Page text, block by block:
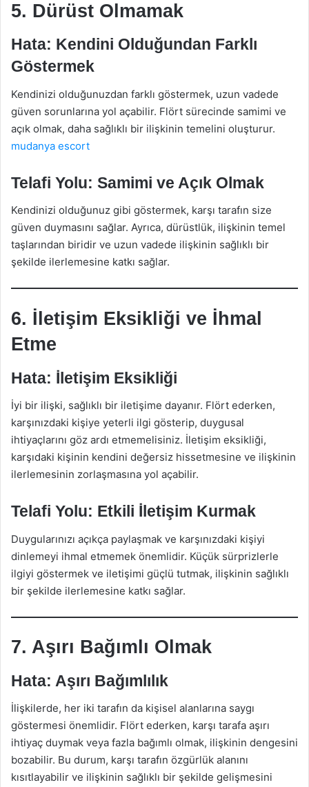
5. Dürüst Olmamak
Hata: Kendini Olduğundan Farklı
Göstermek
Kendinizi olduğunuzdan farklı göstermek, uzun vadede
güven sorunlarına yol açabilir. Flört sürecinde samimi ve
açık olmak, daha sağlıklı bir ilişkinin temelini oluşturur.
mudanya escort
Telafi Yolu: Samimi ve Açık Olmak
Kendinizi olduğunuz gibi göstermek, karşı tarafın size
güven duymasını sağlar. Ayrıca, dürüstlük, ilişkinin temel
taşlarından biridir ve uzun vadede ilişkinin sağlıklı bir
şekilde ilerlemesine katkı sağlar.
6. İletişim Eksikliği ve İhmal
Etme
Hata: İletişim Eksikliği
İyi bir ilişki, sağlıklı bir iletişime dayanır. Flört ederken,
karşınızdaki kişiye yeterli ilgi gösterip, duygusal
ihtiyaçlarını göz ardı etmemelisiniz. İletişim eksikliği,
karşıdaki kişinin kendini değersiz hissetmesine ve ilişkinin
ilerlemesinin zorlaşmasına yol açabilir.
Telafi Yolu: Etkili İletişim Kurmak
Duygularınızı açıkça paylaşmak ve karşınızdaki kişiyi
dinlemeyi ihmal etmemek önemlidir. Küçük sürprizlerle
ilgiyi göstermek ve iletişimi güçlü tutmak, ilişkinin sağlıklı
bir şekilde ilerlemesine katkı sağlar.
7. Aşırı Bağımlı Olmak
Hata: Aşırı Bağımlılık
İlişkilerde, her iki tarafın da kişisel alanlarına saygı
göstermesi önemlidir. Flört ederken, karşı tarafa aşırı
ihtiyaç duymak veya fazla bağımlı olmak, ilişkinin dengesini
bozabilir. Bu durum, karşı tarafın özgürlük alanını
kısıtlayabilir ve ilişkinin sağlıklı bir şekilde gelişmesini